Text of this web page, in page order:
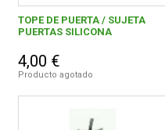
TOPE DE PUERTA / SUJETA
PUERTAS SILICONA
4,00 €
Producto agotado